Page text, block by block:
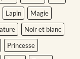
Lapin
Magie
Noir et blanc
Princesse